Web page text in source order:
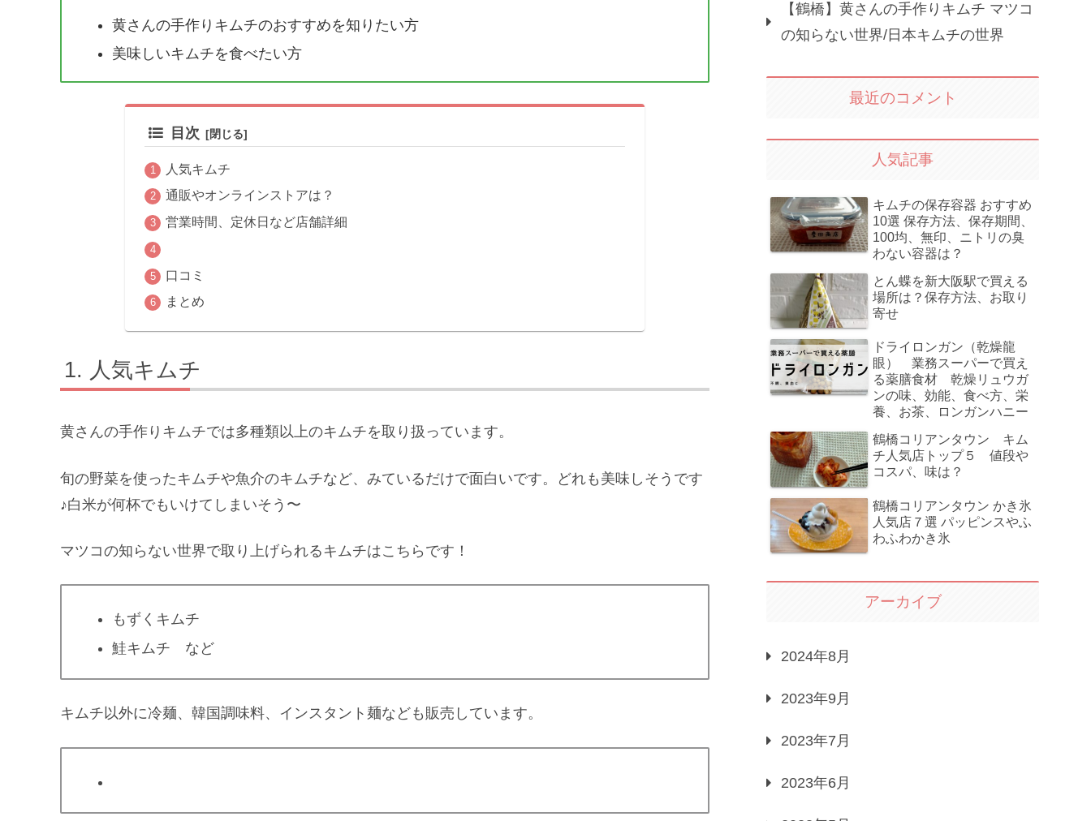
黄さんの手作りキムチのおすすめを知りたい方
美味しいキムチを食べたい方
目次
人気キムチ
通販やオンラインストアは？
営業時間、定休日など店舗詳細
口コミ
まとめ
人気キムチ
黄さんの手作りキムチでは多種類以上のキムチを取り扱っています。
旬の野菜を使ったキムチや魚介のキムチなど、みているだけで面白いです。どれも美味しそうです
♪白米が何杯でもいけてしまいそう〜
マツコの知らない世界で取り上げられるキムチはこちらです！
もずくキムチ
鮭キムチ など
キムチ以外に冷麺、韓国調味料、インスタント麺なども販売しています。
【鶴橋】黄さんの手作りキムチ マツコ
の知らない世界/日本キムチの世界
最近のコメント
人気記事
キムチの保存容器 おすすめ
10選 保存方法、保存期間、
100均、無印、ニトリの臭
わない容器は？
とん蝶を新大阪駅で買える
場所は？保存方法、お取り
寄せ
ドライロンガン（乾燥龍
眼） 業務スーパーで買え
る薬膳食材 乾燥リュウガ
ンの味、効能、食べ方、栄
養、お茶、ロンガンハニー
鶴橋コリアンタウン キム
チ人気店トップ５ 値段や
コスパ、味は？
鶴橋コリアンタウン かき氷
人気店７選 パッピンスやふ
わふわかき氷
アーカイブ
2024年8月
2023年9月
2023年7月
2023年6月